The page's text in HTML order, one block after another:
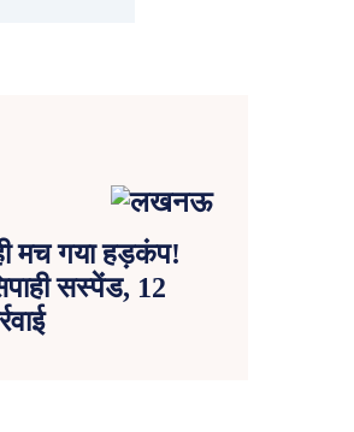
मच गया हड़कंप!
सस्पेंड, 12